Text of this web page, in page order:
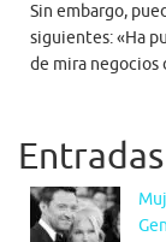
Sin embargo,
siguientes: «Ha
de mira negocios